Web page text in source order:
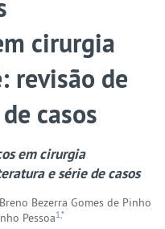
cirurgia
revisão de
casos
em cirurgia
e série de casos
Bezerra Gomes de Pinho
Pessoa1,*